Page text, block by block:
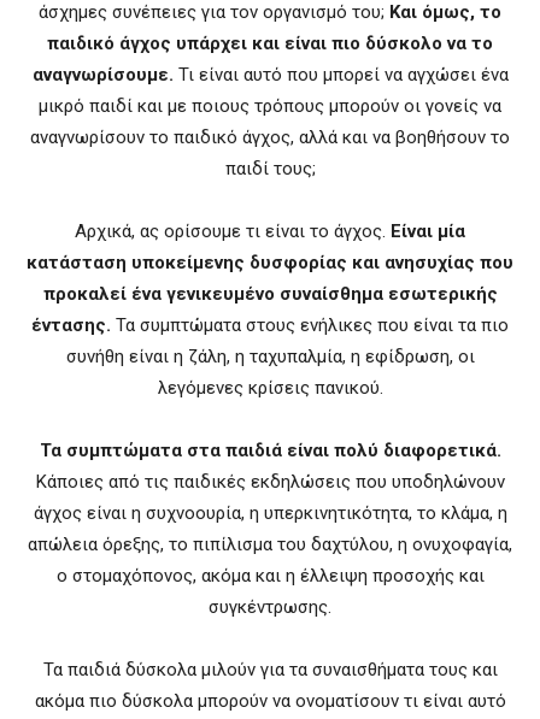
άσχημες συνέπειες για τον οργανισμό του; Και όμως, το
παιδικό άγχος υπάρχει και είναι πιο δύσκολο να το
αναγνωρίσουμε. Τι είναι αυτό που μπορεί να αγχώσει ένα
μικρό παιδί και με ποιους τρόπους μπορούν οι γονείς να
αναγνωρίσουν το παιδικό άγχος, αλλά και να βοηθήσουν το
παιδί τους;
Αρχικά, ας ορίσουμε τι είναι το άγχος. Είναι μία
κατάσταση υποκείμενης δυσφορίας και ανησυχίας που
προκαλεί ένα γενικευμένο συναίσθημα εσωτερικής
έντασης. Τα συμπτώματα στους ενήλικες που είναι τα πιο
συνήθη είναι η ζάλη, η ταχυπαλμία, η εφίδρωση, οι
λεγόμενες κρίσεις πανικού.
Τα συμπτώματα στα παιδιά είναι πολύ διαφορετικά.
Κάποιες από τις παιδικές εκδηλώσεις που υποδηλώνουν
άγχος είναι η συχνοουρία, η υπερκινητικότητα, το κλάμα, η
απώλεια όρεξης, το πιπίλισμα του δαχτύλου, η ονυχοφαγία,
ο στομαχόπονος, ακόμα και η έλλειψη προσοχής και
συγκέντρωσης.
Τα παιδιά δύσκολα μιλούν για τα συναισθήματα τους και
ακόμα πιο δύσκολα μπορούν να ονοματίσουν τι είναι αυτό